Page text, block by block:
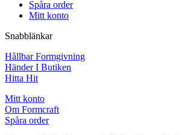
Spåra order
Mitt konto
Snabblänkar
Hållbar Formgivning
Händer I Butiken
Hitta Hit
Mitt konto
Om Formcraft
Spåra order